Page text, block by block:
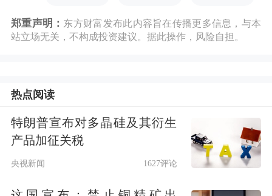
期美国三大指数，道琼斯工业平均指数
涨幅5.80%，标普500指数上涨8.11%，
步修复，资金关注度同步升温。
具体到成分股，超半数中概股近期均呈
不同程度上涨，多只个股表现尤为突
出。其中，亿鹏能源以11.71%的涨幅领
郑重声明： 东方财富发布此内容旨在传播更多信息，与本
站立场无关，不构成投资建议。据此操作，风险自担。
热点阅读
特朗普宣布对多晶硅及其衍生
产品加征关税
央视新闻 1627评论